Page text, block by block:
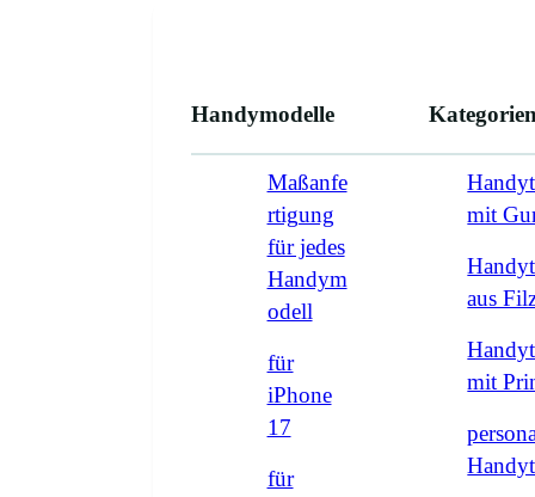
Handymodelle
Maßanfe
rtigung
für jedes
Handym
odell
für
iPhone
17
für
mit
aus
mit